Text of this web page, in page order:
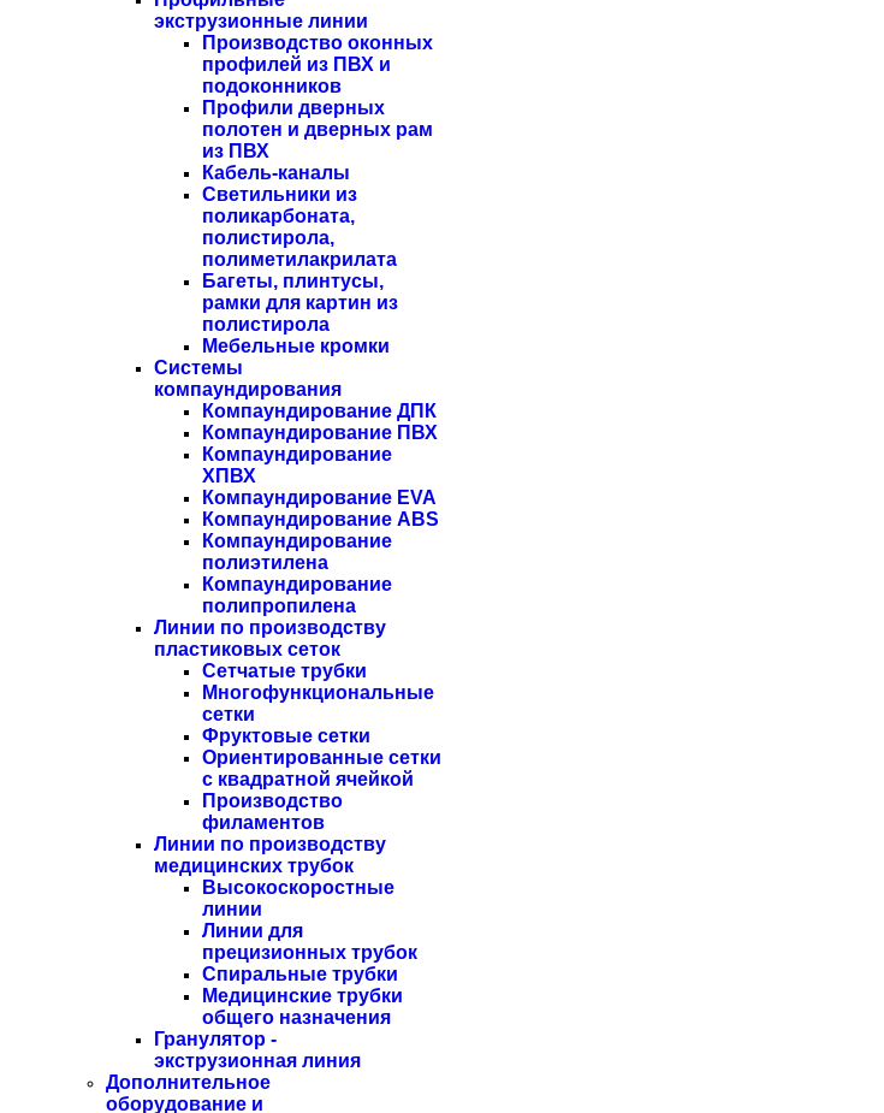
экструзионные линии
Производство оконных
профилей из ПВХ и
подоконников
Профили дверных
полотен и дверных рам
из ПВХ
Кабель-каналы
Светильники из
поликарбоната,
полистирола,
полиметилакрилата
Багеты, плинтусы,
рамки для картин из
полистирола
Мебельные кромки
Системы
компаундирования
Компаундирование ДПК
Компаундирование ПВХ
Компаундирование
ХПВХ
Компаундирование EVA
Компаундирование ABS
Компаундирование
полиэтилена
Компаундирование
полипропилена
Линии по производству
пластиковых сеток
Сетчатые трубки
Многофункциональные
сетки
Фруктовые сетки
Ориентированные сетки
с квадратной ячейкой
Производство
филаментов
Линии по производству
медицинских трубок
Высокоскоростные
линии
Линии для
прецизионных трубок
Спиральные трубки
Медицинские трубки
общего назначения
Гранулятор -
экструзионная линия
Дополнительное
оборудование и